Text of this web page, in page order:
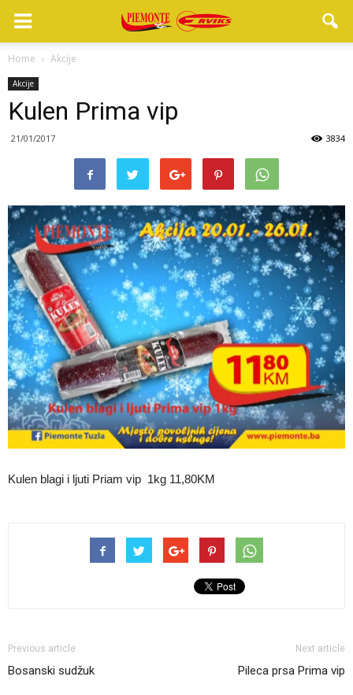
Home Akcije
Akcije
Kulen Prima vip
21/01/2017 3834
Kulen blagi i ljuti Priam vip 1kg 11,80KM
Previous article
Bosanski sudžuk
Next article
Pileca prsa Prima vip